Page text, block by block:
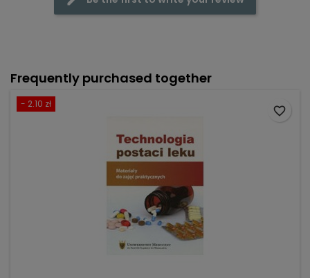
Frequently purchased together
- 2.10 zł
favorite_border